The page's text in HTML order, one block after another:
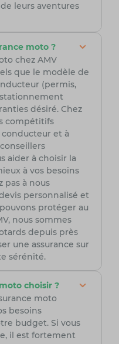
leurs aventures
moto ?
chez AMV
que le modèle de
(permis,
désiré. Chez
compétitifs
et à
aider à choisir la
à vos besoins
pas à nous
personnalisé et
protéger au
nous sommes
depuis près
une assurance sur
sérénité.
choisir ?
moto
besoins
budget. Si vous
il est fortement